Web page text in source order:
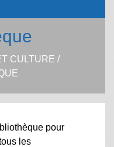
CULTURE /
pour
les